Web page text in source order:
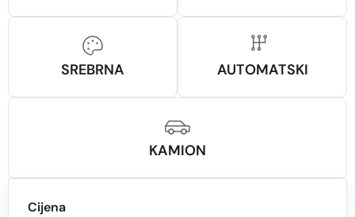
Cijena
SREBRNA AUTOMATSKI
KAMION